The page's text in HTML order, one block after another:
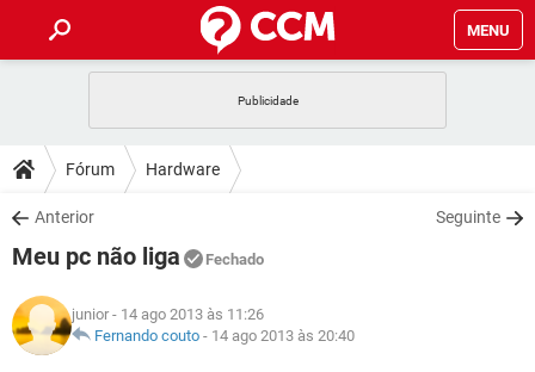
MENU
CELULAR
OUTLOOK
INSTAGRAM
GUIA DE COMPRAS
DICAS
JOGOS
INSTAGRAM
GUIA DE COMPRAS
DOWNLOADS
JOGOS
CELULAR
OUTLOOK EXCEL
FÓRUM
JOGOS
CELULAR
GLOSSÁRIO
Fórum Hardware
Anterior Seguinte
Meu pc não liga Fechado
junior - 14 ago 2013 às 11:26
Fernando couto - 14 ago 2013 às 20:40